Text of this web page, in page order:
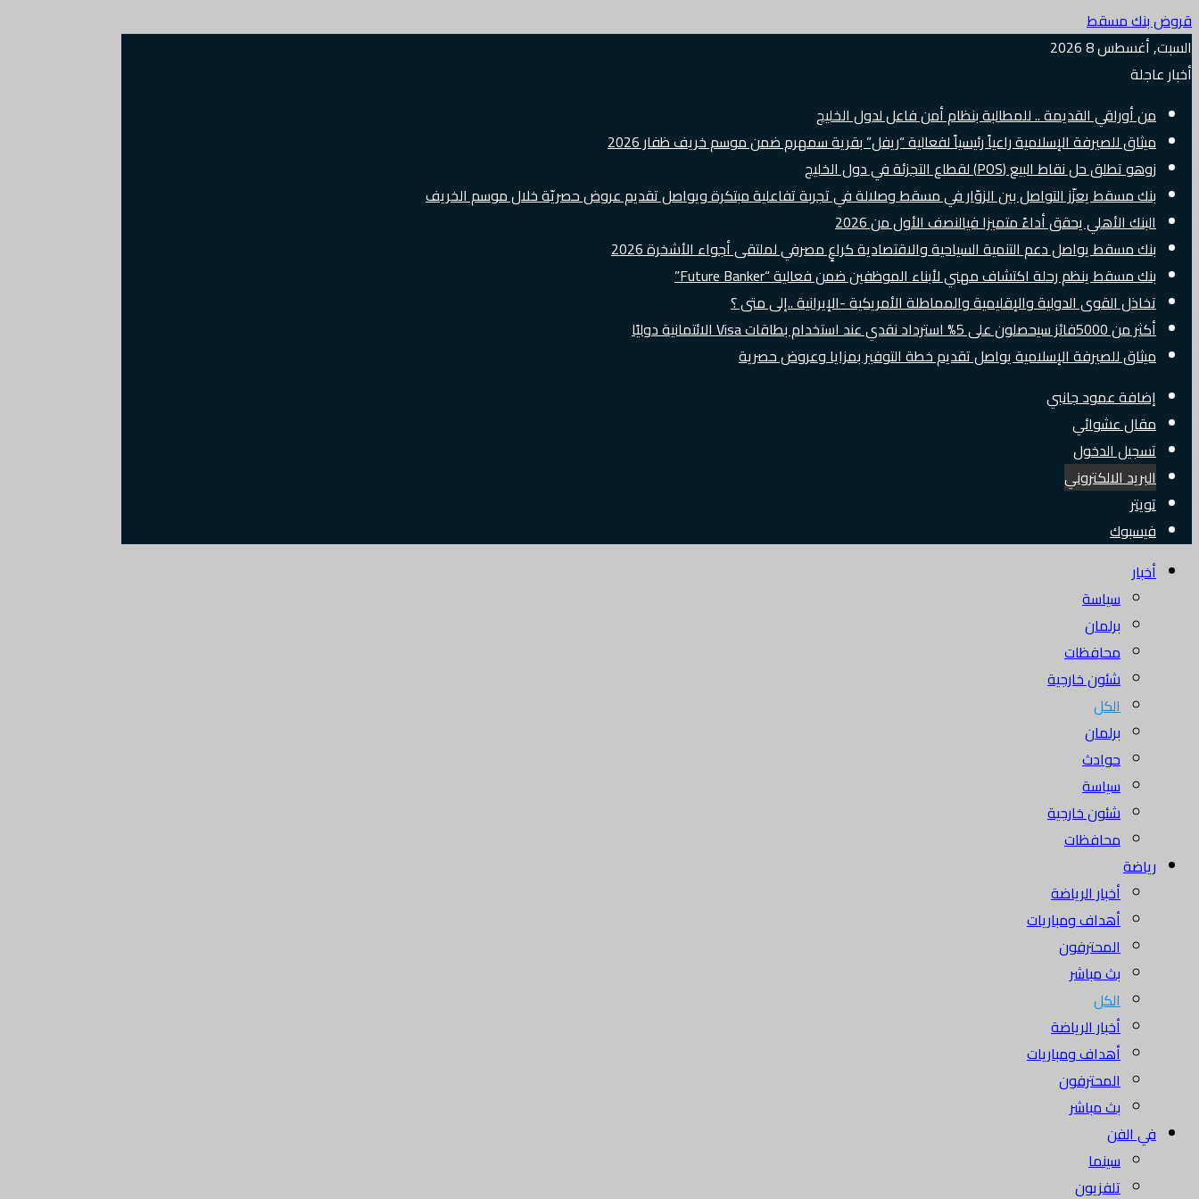
قروض بنك مسقط
السبت, أغسطس 8 2026
أخبار عاجلة
من أوراقي القديمة .. للمطالبة بنظام أمن فاعل لدول الخليج
ميثاق للصيرفة الإسلامية راعياً رئيسياً لفعالية “ريفل” بقرية سمهرم ضمن موسم خريف ظفار 2026
زوهو تطلق حل نقاط البيع (POS) لقطاع التجزئة في دول الخليج
بنك مسقط يعزّز التواصل بين الزوّار في مسقط وصلالة في تجربة تفاعلية مبتكرة ويواصل تقديم عروض حصريّة خلال موسم الخريف
البنك الأهلي يحقق أداءً متميزا فيالنصف الأول من 2026
بنك مسقط يواصل دعم التنمية السياحية والاقتصادية كراعٍ مصرفي لملتقى أجواء الأشخرة 2026
بنك مسقط ينظم رحلة اكتشاف مهني لأبناء الموظفين ضمن فعالية “Future Banker”
تخاذل القوى الدولية والإقليمية والمماطلة الأمريكية -الإيرانية ..إلى متى ؟
أكثر من 5000فائز سيحصلون على 5% استرداد نقدي عند استخدام بطاقات Visa الائتمانية دوليًا
ميثاق للصيرفة الإسلامية يواصل تقديم خطة التوفير بمزايا وعروض حصرية
إضافة عمود جانبي
مقال عشوائي
تسجيل الدخول
البريد الالكتروني
تويتر
فيسبوك
أخبار
سياسة
برلمان
محافظات
شئون خارجية
الكل
برلمان
حوادث
سياسة
شئون خارجية
محافظات
رياضة
أخبار الرياضة
أهداف ومباريات
المحترفون
بث مباشر
الكل
أخبار الرياضة
أهداف ومباريات
المحترفون
بث مباشر
في الفن
سينما
تلفزيون